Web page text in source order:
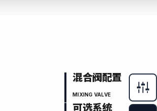
混合阀配置
MIXING VALVE
可选系统